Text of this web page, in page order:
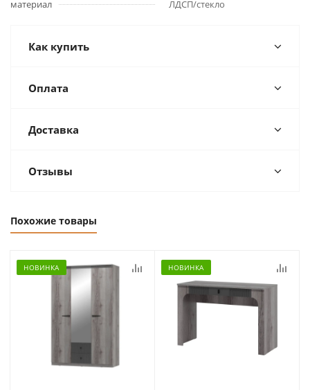
материал
ЛДСП/стекло
Как купить
Оплата
Доставка
Отзывы
Похожие товары
НОВИНКА НОВИНКА